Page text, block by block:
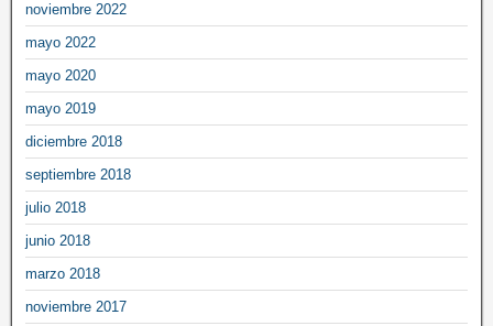
noviembre 2022
mayo 2022
mayo 2020
mayo 2019
diciembre 2018
septiembre 2018
julio 2018
junio 2018
marzo 2018
noviembre 2017